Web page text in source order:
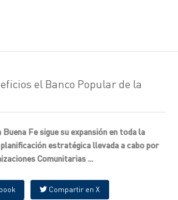
el Banco Popular de la
Fe sigue su expansión en toda la
planificación estratégica llevada a cabo por
Comunitarias ...
Compartir en X